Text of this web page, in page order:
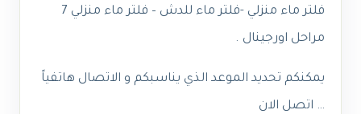
فلتر ماء منزلي -فلتر ماء للدش – فلتر ماء منزلي 7
مراحل اورجينال .
يمكنكم تحديد الموعد الذي يناسبكم و الاتصال هاتفياً
… اتصل الان